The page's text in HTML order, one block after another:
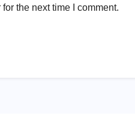
the next time I comment.